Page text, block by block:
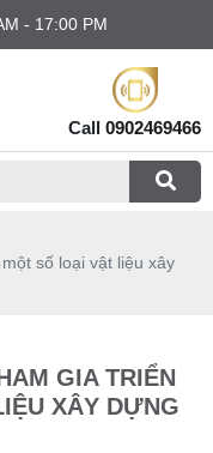
- 17:00 PM
Call 0902469466
số loại vật liệu xây
GIA TRIỂN
XÂY DỰNG